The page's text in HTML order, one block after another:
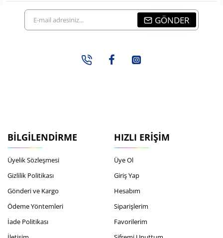
E-
mail
GÖNDER
BILGILENDIRME
Üyelik Sözleşmesi
Gizlilik Politikası
Gönderi ve Kargo
Ödeme Yöntemleri
İade Politikası
HIZLI ERIŞIM
Üye Ol
Giriş Yap
Hesabım
Siparişlerim
Favorilerim